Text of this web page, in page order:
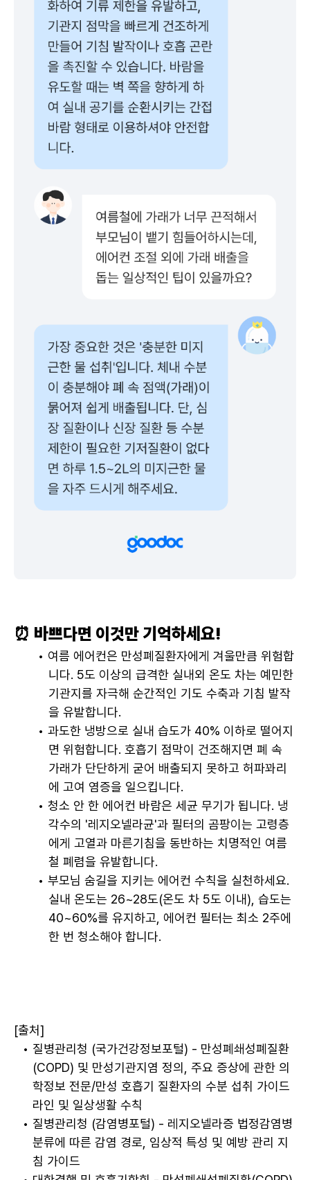
⏰ 바쁘다면 이것만 기억하세요!
여름 에어컨은 만성폐질환자에게 겨울만큼 위험합
니다. 5도 이상의 급격한 실내외 온도 차는 예민한
기관지를 자극해 순간적인 기도 수축과 기침 발작
을 유발합니다.
과도한 냉방으로 실내 습도가 40% 이하로 떨어지
면 위험합니다. 호흡기 점막이 건조해지면 폐 속
가래가 단단하게 굳어 배출되지 못하고 허파꽈리
에 고여 염증을 일으킵니다.
청소 안 한 에어컨 바람은 세균 무기가 됩니다. 냉
각수의 '레지오넬라균'과 필터의 곰팡이는 고령층
에게 고열과 마른기침을 동반하는 치명적인 여름
철 폐렴을 유발합니다.
부모님 숨길을 지키는 에어컨 수칙을 실천하세요.
실내 온도는 26~28도(온도 차 5도 이내), 습도는
40~60%를 유지하고, 에어컨 필터는 최소 2주에
한 번 청소해야 합니다.
[출처]
질병관리청 (국가건강정보포털) - 만성폐쇄성폐질환
(COPD) 및 만성기관지염 정의, 주요 증상에 관한 의
학정보 전문/만성 호흡기 질환자의 수분 섭취 가이드
라인 및 일상생활 수칙
질병관리청 (감염병포털) - 레지오넬라증 법정감염병
분류에 따른 감염 경로, 임상적 특성 및 예방 관리 지
침 가이드